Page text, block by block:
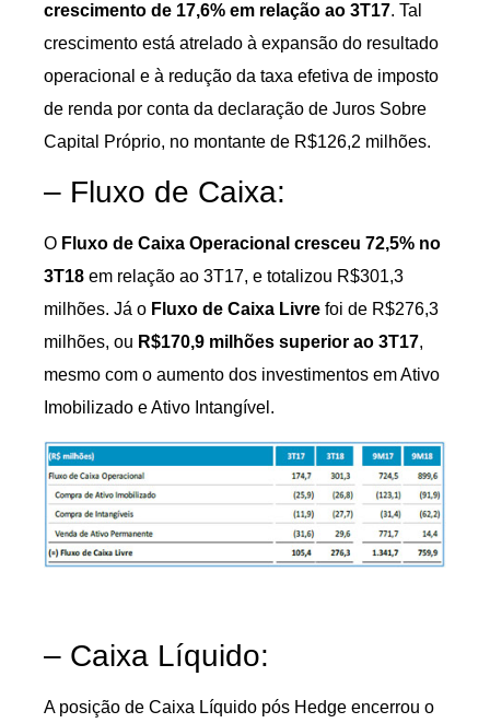
crescimento de 17,6% em relação ao 3T17. Tal
crescimento está atrelado à expansão do resultado
operacional e à redução da taxa efetiva de imposto
de renda por conta da declaração de Juros Sobre
Capital Próprio, no montante de R$126,2 milhões.
– Fluxo de Caixa:
O Fluxo de Caixa Operacional cresceu 72,5% no
3T18 em relação ao 3T17, e totalizou R$301,3
milhões. Já o Fluxo de Caixa Livre foi de R$276,3
milhões, ou R$170,9 milhões superior ao 3T17,
mesmo com o aumento dos investimentos em Ativo
Imobilizado e Ativo Intangível.
– Caixa Líquido:
A posição de Caixa Líquido pós Hedge encerrou o